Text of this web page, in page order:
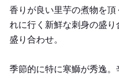
香りが良い里芋の煮物を
れに行く新鮮な刺身の盛
盛り合わせ。
季節的に特に寒鰤が秀逸